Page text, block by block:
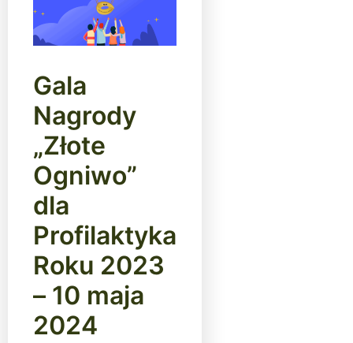
Gala
Nagrody
„Złote
Ogniwo”
dla
Profilaktyka
Roku 2023
– 10 maja
2024